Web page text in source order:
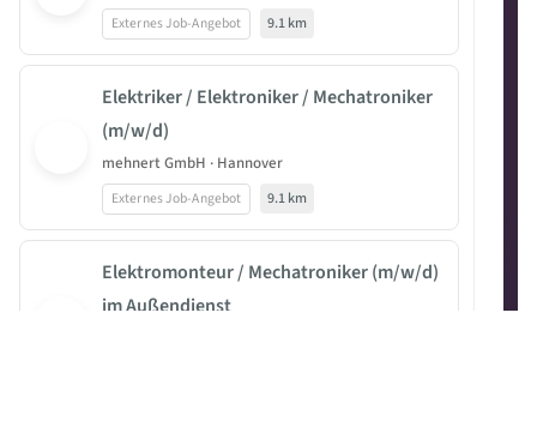
Externes Job-Angebot 9.1 km
Elektriker / Elektroniker / Mechatroniker
(m/w/d)
mehnert GmbH · Hannover
Externes Job-Angebot 9.1 km
Elektromonteur / Mechatroniker (m/w/d)
im Außendienst